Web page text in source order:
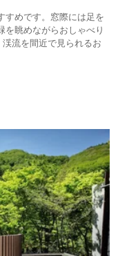
すめです。窓際には足を
を眺めながらおしゃべり
流を間近で見られるお